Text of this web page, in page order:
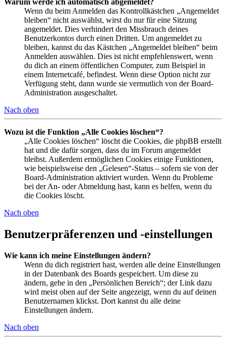
Warum werde ich automatisch abgemeldet?
Wenn du beim Anmelden das Kontrollkästchen „Angemeldet
bleiben“ nicht auswählst, wirst du nur für eine Sitzung
angemeldet. Dies verhindert den Missbrauch deines
Benutzerkontos durch einen Dritten. Um angemeldet zu
bleiben, kannst du das Kästchen „Angemeldet bleiben“ beim
Anmelden auswählen. Dies ist nicht empfehlenswert, wenn
du dich an einem öffentlichen Computer, zum Beispiel in
einem Internetcafé, befindest. Wenn diese Option nicht zur
Verfügung steht, dann wurde sie vermutlich von der Board-
Administration ausgeschaltet.
Nach oben
Wozu ist die Funktion „Alle Cookies löschen“?
„Alle Cookies löschen“ löscht die Cookies, die phpBB erstellt
hat und die dafür sorgen, dass du im Forum angemeldet
bleibst. Außerdem ermöglichen Cookies einige Funktionen,
wie beispielsweise den „Gelesen“-Status – sofern sie von der
Board-Administration aktiviert wurden. Wenn du Probleme
bei der An- oder Abmeldung hast, kann es helfen, wenn du
die Cookies löscht.
Nach oben
Benutzerpräferenzen und -einstellungen
Wie kann ich meine Einstellungen ändern?
Wenn du dich registriert hast, werden alle deine Einstellungen
in der Datenbank des Boards gespeichert. Um diese zu
ändern, gehe in den „Persönlichen Bereich“; der Link dazu
wird meist oben auf der Seite angezeigt, wenn du auf deinen
Benutzernamen klickst. Dort kannst du alle deine
Einstellungen ändern.
Nach oben